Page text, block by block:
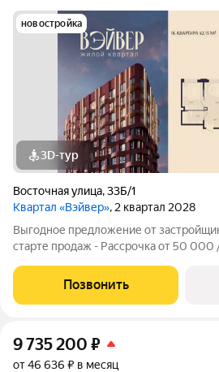
новостройка
3D-тур
Восточная улица,33Б/1
Квартал «Вэйвер», 2 квартал 2028
Выгодное предложение от
старте продаж - Рассрочка от 50 000 / месяц - Семейная
1-комнатной квартиры в Жилом
Девелоперской компании Люди,
Позвонить
9 735 200 ₽
от 46 636 ₽ в месяц